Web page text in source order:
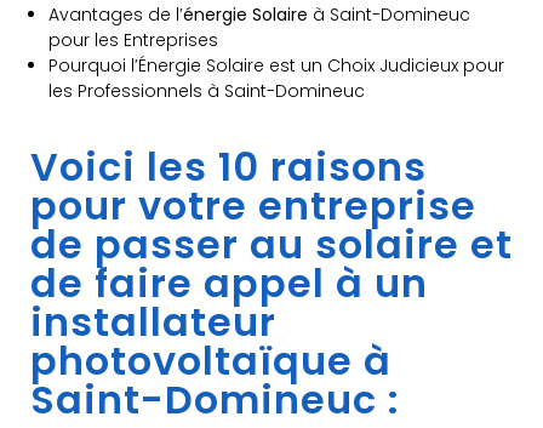
Avantages de l’énergie Solaire à Saint-Domineuc
pour les Entreprises
Pourquoi l’Énergie Solaire est un Choix Judicieux pour
les Professionnels à Saint-Domineuc
Voici les 10 raisons
pour votre entreprise
de passer au solaire et
de faire appel à un
installateur
photovoltaïque à
Saint-Domineuc :